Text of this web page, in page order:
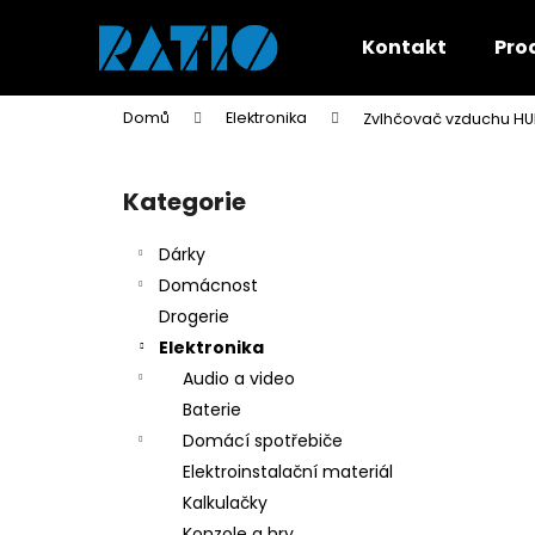
Kontakt
Domů Elektronika Zvlhčovač vzduchu
Přeskočit
kategorie
Kategorie
Dárky
Domácnost
Drogerie
Elektronika
Audio a video
Baterie
Domácí spotřebiče
Elektroinstalační materiál
Kalkulačky
í
Zpět
do
obchodu
Zpět
do
obchodu